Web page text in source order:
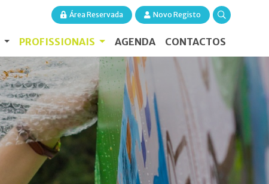
Área Reservada Novo Registo
PROFISSIONAIS AGENDA CONTACTOS